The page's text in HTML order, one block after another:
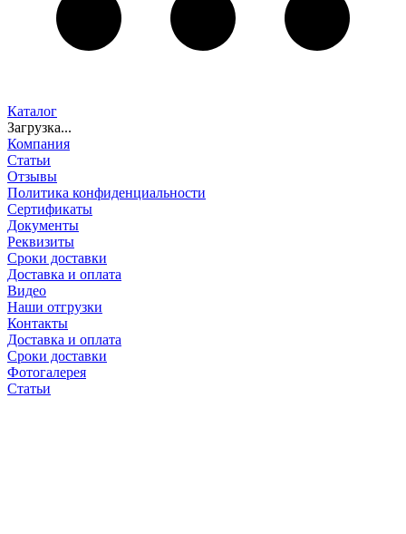
Каталог
Загрузка...
Компания
Статьи
Отзывы
Политика конфиденциальности
Сертификаты
Документы
Реквизиты
Сроки доставки
Доставка и оплата
Видео
Наши отгрузки
Контакты
Доставка и оплата
Сроки доставки
Фотогалерея
Статьи